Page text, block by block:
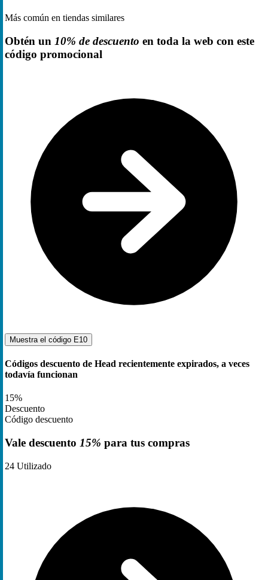
Más común en tiendas similares
Obtén un 10% de descuento en toda la web con este
código promocional
Muestra el código E10
Códigos descuento de Head recientemente expirados, a veces
todavía funcionan
15%
Descuento
Código descuento
Vale descuento 15% para tus compras
24 Utilizado